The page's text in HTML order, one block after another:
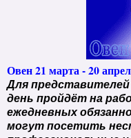
Овен 21 марта - 20
Для представителей
день пройдёт на
ежедневных
могут посетить